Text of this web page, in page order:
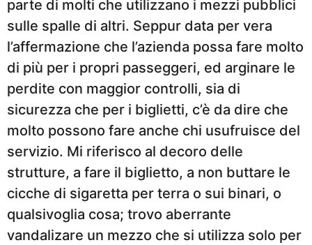
parte di molti che utilizzano i mezzi pubblici
sulle spalle di altri. Seppur data per vera
l’affermazione che l’azienda possa fare molto
di più per i propri passeggeri, ed arginare le
perdite con maggior controlli, sia di
sicurezza che per i biglietti, c’è da dire che
molto possono fare anche chi usufruisce del
servizio. Mi riferisco al decoro delle
strutture, a fare il biglietto, a non buttare le
cicche di sigaretta per terra o sui binari, o
qualsivoglia cosa; trovo aberrante
vandalizare un mezzo che si utilizza solo per